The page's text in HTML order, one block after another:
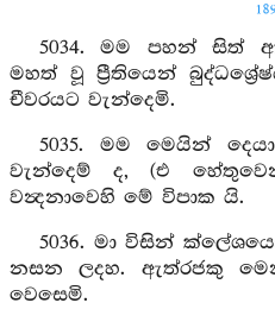
5034. මම පහන් සිත්
මහත් වූ ප්‍රීතියෙන්
චීවරයට වැන්දෙමි.
5035. මම මෙයින්
වැන්දෙම් ද, (එ
වන්‍දනාවෙහි මේ විපාක යි.
5036. මා විසින්
නසන ලදහ. ඇත්රජකු
වෙසෙමි.